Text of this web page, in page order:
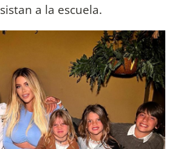
a la escuela.